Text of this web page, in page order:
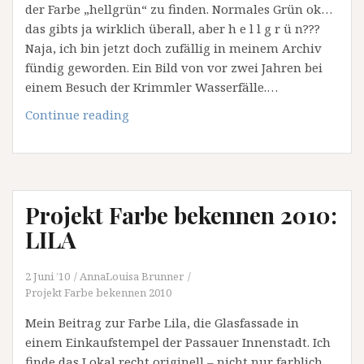
der Farbe „hellgrün“ zu finden. Normales Grün ok…
das gibts ja wirklich überall, aber h e l l g r ü n???
Naja, ich bin jetzt doch zufällig in meinem Archiv
fündig geworden. Ein Bild von vor zwei Jahren bei
einem Besuch der Krimmler Wasserfälle.…
Continue reading
bekennen
HELLGRUEN
Projekt Farbe bekennen 2010:
LILA
2 Juni ’10
AnnaLouisa Brunner
Projekt Farbe bekennen 2010
Mein Beitrag zur Farbe Lila, die Glasfassade in
einem Einkaufstempel der Passauer Innenstadt. Ich